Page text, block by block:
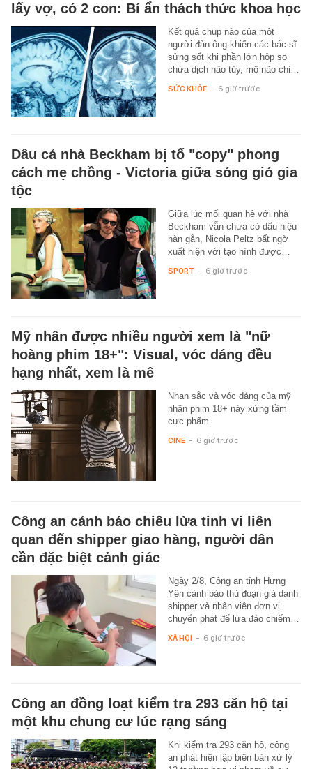
lấy vợ, có 2 con: Bí ẩn thách thức khoa học
Kết quả chụp não của một
người đàn ông khiến các bác sĩ
sửng sốt khi phần lớn hộp sọ
chứa dịch não tủy, mô não chỉ…
SỨC KHỎE - 6 giờ trước
Dâu cả nhà Beckham bị tố "copy" phong
cách mẹ chồng - Victoria giữa sóng gió gia
tộc
Giữa lúc mối quan hệ với nhà
Beckham vẫn chưa có dấu hiệu
hàn gắn, Nicola Peltz bất ngờ
xuất hiện với tạo hình được…
SPORT - 6 giờ trước
Mỹ nhân được nhiều người xem là "nữ
hoàng phim 18+": Visual, vóc dáng đều
hạng nhất, xem là mê
Nhan sắc và vóc dáng của mỹ
nhân phim 18+ này xứng tầm
cực phẩm.
CINE - 6 giờ trước
Công an cảnh báo chiêu lừa tinh vi liên
quan đến shipper giao hàng, người dân
cần đặc biệt cảnh giác
Ngày 2/8, Công an tỉnh Hưng
Yên cảnh báo thủ đoạn giả danh
shipper và nhân viên đơn vị
chuyển phát để lừa đảo chiếm…
XÃ HỘI - 6 giờ trước
Công an đồng loạt kiểm tra 293 căn hộ tại
một khu chung cư lúc rạng sáng
Khi kiểm tra 293 căn hộ, công
an phát hiện lập biên bản xử lý